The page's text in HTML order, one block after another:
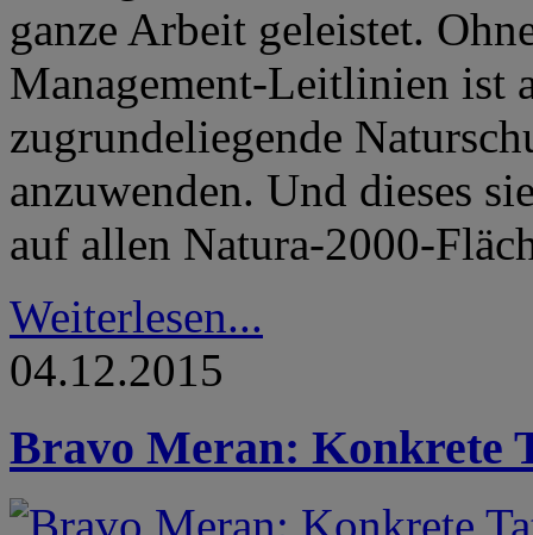
ganze Arbeit geleistet.
Management-Leitlinien ist
zugrundeliegende
anzuwenden. Und dieses
auf allen Natura-2000-
Weiterlesen...
04.12.2015
Bravo Meran: Konkrete